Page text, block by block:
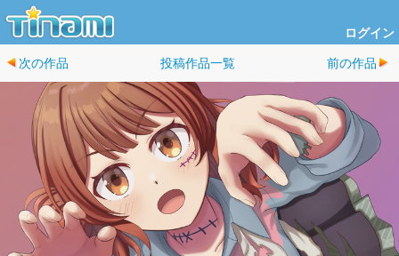
ログイン
次の作品 投稿作品一覧 前の作品